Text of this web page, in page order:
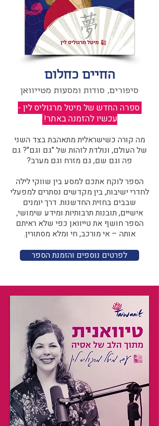
החיים כחלום
סיפורים, סודות ומסעות מטייוואן
ספרה החדש של מיטל מרגוליס לין -
עכשיו להזמנה באתר!
מה קורה כשישראלית מתאהבת בצד השני
של העולם, ונולדת לזהות של "גם וגם"? גם
פה וגם שם, גם מזרח וגם מערב?​​
הספר לוקח אתכם למסע בין שווקי לילה
לחדרי ישיבות, בין מקדשים נסתרים למפעלי
שבבים בחזית החדשנות. דרך יומנים
אישיים, תובנות תרבותיות ומידע שימושי,
הספר חושף את טייוואן כפי שלא ראיתם
אותה – אי מורכב, חי ומלא מסתורין.
לפרטים נוספים והזמנת הספר